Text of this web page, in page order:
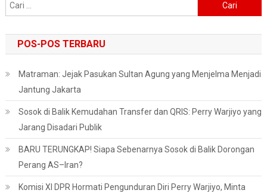
untuk:
POS-POS TERBARU
Matraman: Jejak Pasukan Sultan Agung yang Menjelma Menjadi
Jantung Jakarta
Sosok di Balik Kemudahan Transfer dan QRIS: Perry Warjiyo yang
Jarang Disadari Publik
BARU TERUNGKAP! Siapa Sebenarnya Sosok di Balik Dorongan
Perang AS–Iran?
Komisi XI DPR Hormati Pengunduran Diri Perry Warjiyo, Minta